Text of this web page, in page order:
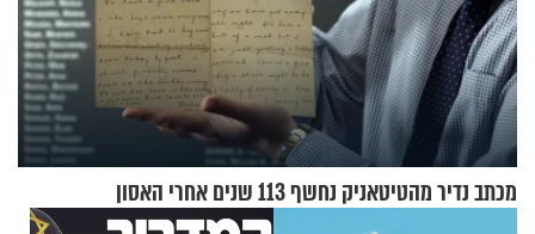
מכתב נדיר מהטיטאניק נחשף 113 שנים אחרי האסון